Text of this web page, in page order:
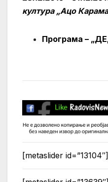
култура „Ацо
Програма –
[metaslider id=”13104″]